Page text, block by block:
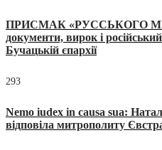
ПРИСМАК «РУССЬКОГО
документи, вирок і
Бучацькій єпархії
293
Nemo iudex in causa sua:
відповіла митрополиту